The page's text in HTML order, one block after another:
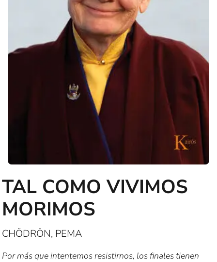
TAL COMO VIVIMOS
MORIMOS
CHÖDRÖN, PEMA
Por más que intentemos resistirnos, los finales tienen